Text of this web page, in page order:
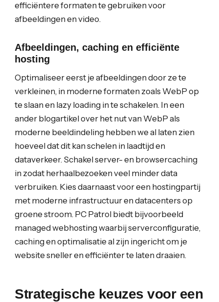
efficiëntere formaten te gebruiken voor
afbeeldingen en video.
Afbeeldingen, caching en efficiënte
hosting
Optimaliseer eerst je afbeeldingen door ze te
verkleinen, in moderne formaten zoals WebP op
te slaan en lazy loading in te schakelen. In een
ander blogartikel over het nut van WebP als
moderne beeldindeling hebben we al laten zien
hoeveel dat dit kan schelen in laadtijd en
dataverkeer. Schakel server- en browsercaching
in zodat herhaalbezoeken veel minder data
verbruiken. Kies daarnaast voor een hostingpartij
met moderne infrastructuur en datacenters op
groene stroom. PC Patrol biedt bijvoorbeeld
managed webhosting waarbij serverconfiguratie,
caching en optimalisatie al zijn ingericht om je
website sneller en efficiënter te laten draaien.
Strategische keuzes voor een